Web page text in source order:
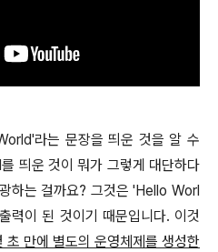
라는 문장을 띄운 것을 알 수
띄운 것이 뭐가 그렇게 대단하다
하는 걸까요? 그것은 'Hello Worl
력이 된 것이기 때문입니다. 이것
초 만에 별도의 운영체제를 생성한